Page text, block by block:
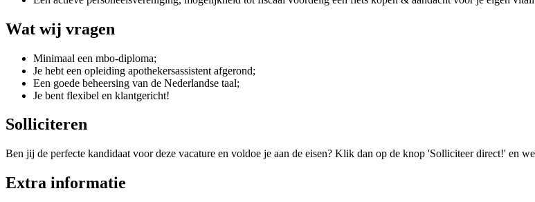
Wat wij vragen
Minimaal een mbo-diploma;
Je hebt een opleiding apothekersassistent afgerond;
Een goede beheersing van de Nederlandse taal;
Je bent flexibel en klantgericht!
Solliciteren
Ben jij de perfecte kandidaat voor deze vacature en voldoe je aan de eisen? Klik dan op de knop 'Solliciteer direct!' en
Extra informatie